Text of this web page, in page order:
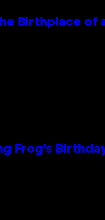
Birthplace of
Frog’s